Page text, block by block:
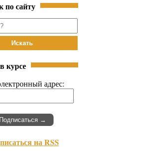
ОКРУГЕ БРАТСКА
по сайту
курсе
адрес:
на RSS